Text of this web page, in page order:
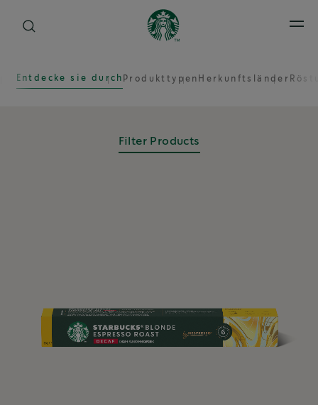
Entdecke sie durch Produkttypen Herkunftsländer
Filter Products